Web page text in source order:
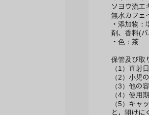
ソヨウ流エ
無水カフェ
・添加物
剤、香料(
・色：茶
保管及び取
（1）直射
（2）小児
（3）他の
（4）使用
（5）キャ
と，開けに